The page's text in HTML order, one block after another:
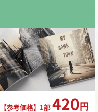
【参考価格】1部 420 円